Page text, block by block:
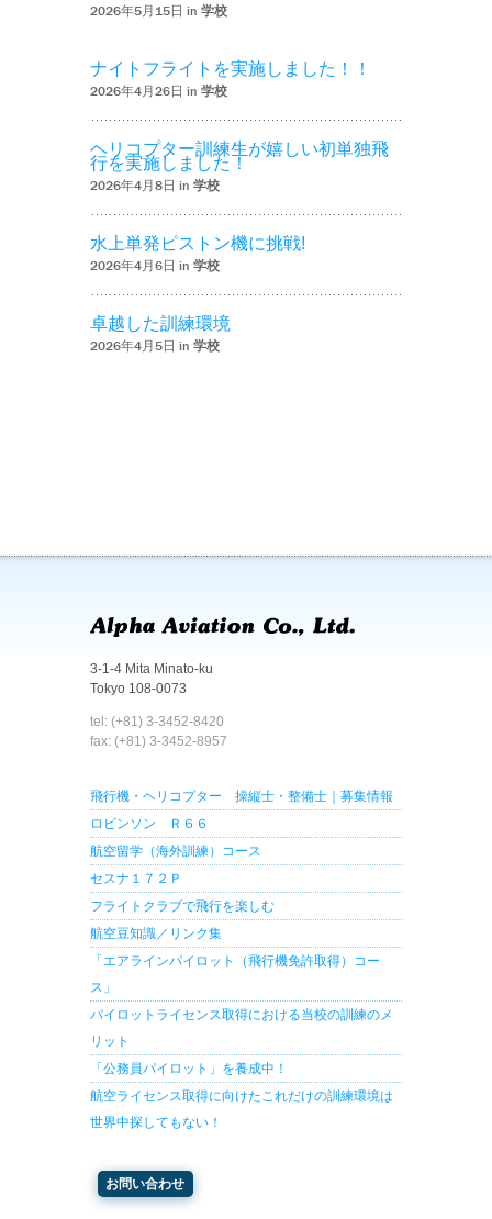
2026年5月15日 in 学校
ナイトフライトを実施しました！！
2026年4月26日 in 学校
ヘリコプター訓練生が嬉しい初単独飛
行を実施しました！
2026年4月8日 in 学校
水上単発ピストン機に挑戦!
2026年4月6日 in 学校
卓越した訓練環境
2026年4月5日 in 学校
3-1-4 Mita Minato-ku
Tokyo 108-0073
tel: (+81) 3-3452-8420
fax: (+81) 3-3452-8957
飛行機・ヘリコプター 操縦士・整備士｜募集情報
ロビンソン Ｒ６６
航空留学（海外訓練）コース
セスナ１７２Ｐ
フライトクラブで飛行を楽しむ
航空豆知識／リンク集
「エアラインパイロット（飛行機免許取得）コー
ス」
パイロットライセンス取得における当校の訓練のメ
リット
「公務員パイロット」を養成中！
航空ライセンス取得に向けたこれだけの訓練環境は
世界中探してもない！
お問い合わせ